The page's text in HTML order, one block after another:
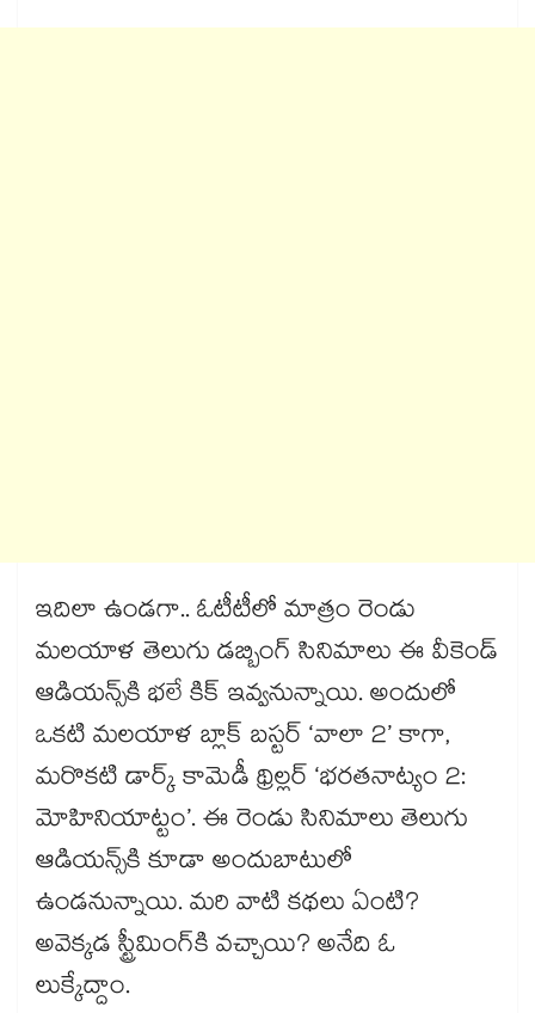
ఇదిలా ఉండగా.. ఓటీటీలో మాత్రం రెండు
మలయాళ తెలుగు డబ్బింగ్ సినిమాలు ఈ వీకెండ్
ఆడియన్స్⁬కి భలే కిక్ ఇవ్వనున్నాయి. అందులో
ఒకటి మలయాళ బ్లాక్ బస్టర్ ‘వాలా 2’ కాగా,
మరొకటి డార్క్ కామెడీ థ్రిల్లర్ ‘భరతనాట్యం 2:
మోహినియాట్టం’. ఈ రెండు సినిమాలు తెలుగు
ఆడియన్స్⁭కి కూడా అందుబాటులో
ఉండనున్నాయి. మరి వాటి కథలు ఏంటి?
అవెక్కడ స్ట్రీమింగ్⁭కి వచ్చాయి? అనేది ఓ
లుక్కేద్దాం.